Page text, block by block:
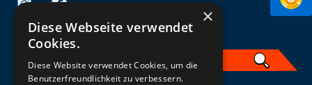
×
Diese Webseite verwendet
Cookies.
Diese Website verwendet Cookies, um die
Benutzerfreundlichkeit zu verbessern.